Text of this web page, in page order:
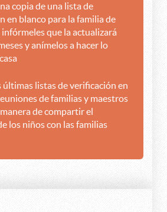
copia de una lista de
en blanco para la familia de
que la actualizará
y anímelos a hacer lo
últimas listas de verificación en
de familias y maestros
de compartir el
los niños con las familias